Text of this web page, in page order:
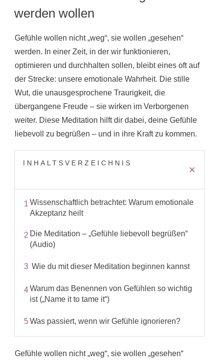
werden wollen
Gefühle wollen nicht „weg“, sie wollen „gesehen“
werden. In einer Zeit, in der wir funktionieren,
optimieren und durchhalten sollen, bleibt eines oft auf
der Strecke: unsere emotionale Wahrheit. Die stille
Wut, die unausgesprochene Traurigkeit, die
übergangene Freude – sie wirken im Verborgenen
weiter. Diese Meditation hilft dir dabei, deine Gefühle
liebevoll zu begrüßen – und in ihre Kraft zu kommen.
INHALTSVERZEICHNIS
1 Wissenschaftlich betrachtet: Warum emotionale
Akzeptanz heilt
2 Die Meditation – „Gefühle liebevoll begrüßen“
(Audio)
3 Wie du mit dieser Meditation beginnen kannst
4Warum das Benennen von Gefühlen so wichtig
ist („Name it to tame it“)
5Was passiert, wenn wir Gefühle ignorieren?
Gefühle wollen nicht „weg“, sie wollen „gesehen“